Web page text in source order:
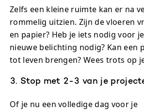
Zelfs een kleine ruimte kan er na
rommelig uitzien. Zijn de vloeren
en papier? Heb je iets nodig voor
nieuwe belichting nodig? Kan een
tot leven brengen? Wees trots op
3. Stop met 2-3 van je
Of je nu een volledige dag voor je